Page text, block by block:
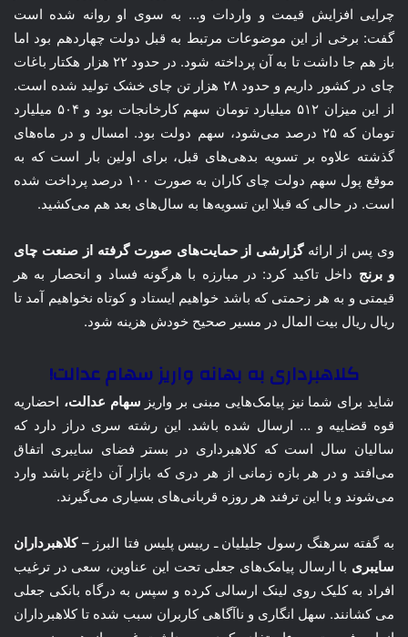
چرایی افزایش قیمت و واردات و… به سوی او روانه شده است
گفت: برخی از این موضوعات مرتبط به قبل دولت چهاردهم بود اما
باز هم جا داشت تا به آن پرداخته شود. در حدود ۲۲ هزار هکتار باغات
چای در کشور داریم و حدود ۲۸ هزار تن چای خشک تولید شده است.
از این میزان ۵۱۲ میلیارد تومان سهم کارخانجات بود و ۵۰۴ میلیارد
تومان که ۲۵ درصد می‌شود، سهم دولت بود. امسال و در ماه‌های
گذشته علاوه بر تسویه بدهی‌های قبل، برای اولین بار است که به
موقع پول سهم دولت چای کاران به صورت ۱۰۰ درصد پرداخت شده
است. در حالی که قبلا این تسویه‌ها به سال‌های بعد هم می‌کشید.
وی پس از ارائهگزارشی از حمایت‌های صورت گرفته از صنعت چای
و برنج داخل تاکید کرد: در مبارزه با هرگونه فساد و انحصار به هر
قیمتی و به هر زحمتی که باشد خواهیم ایستاد و کوتاه نخواهیم آمد تا
ریال ریال بیت المال در مسیر صحیح خودش هزینه شود.
کلاهبرداری به بهانه واریز سهام عدالت!
شاید برای شما نیز پیامک‌هایی مبنی بر واریز سهام عدالت، احضاریه
قوه قضاییه و … ارسال شده باشد. این رشته سری دراز دارد که
سالیان سال است که کلاهبرداری در بستر فضای سایبری اتفاق
می‌افتد و در هر بازه زمانی از هر دری که بازار آن داغ‌تر باشد وارد
می‌شوند و با این ترفند هر روزه قربانی‌های بسیاری می‌گیرند.
به گفته سرهنگ رسول جلیلیان ـ رییس پلیس فتا البرز –کلاهبرداران
سایبری با ارسال پیامک‌های جعلی تحت این عناوین، سعی در ترغیب
افراد به کلیک روی لینک ارسالی کرده و سپس به درگاه بانکی جعلی
می کشانند. سهل انگاری و ناآگاهی کاربران سبب شده تا کلاهبرداران